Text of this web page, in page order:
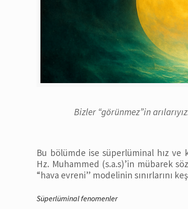
Bizler “görünmez”in
Bu bölümde ise süperlüminal hız ve
Hz. Muhammed (s.a.s)’in mübarek
“hava evreni” modelinin sınırlarını
Süperlüminal fenomenler